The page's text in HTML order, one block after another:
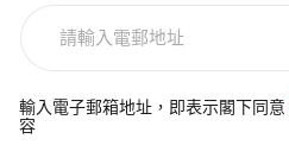
電
郵
輸入電子郵箱地址，即表示閣下同意
容